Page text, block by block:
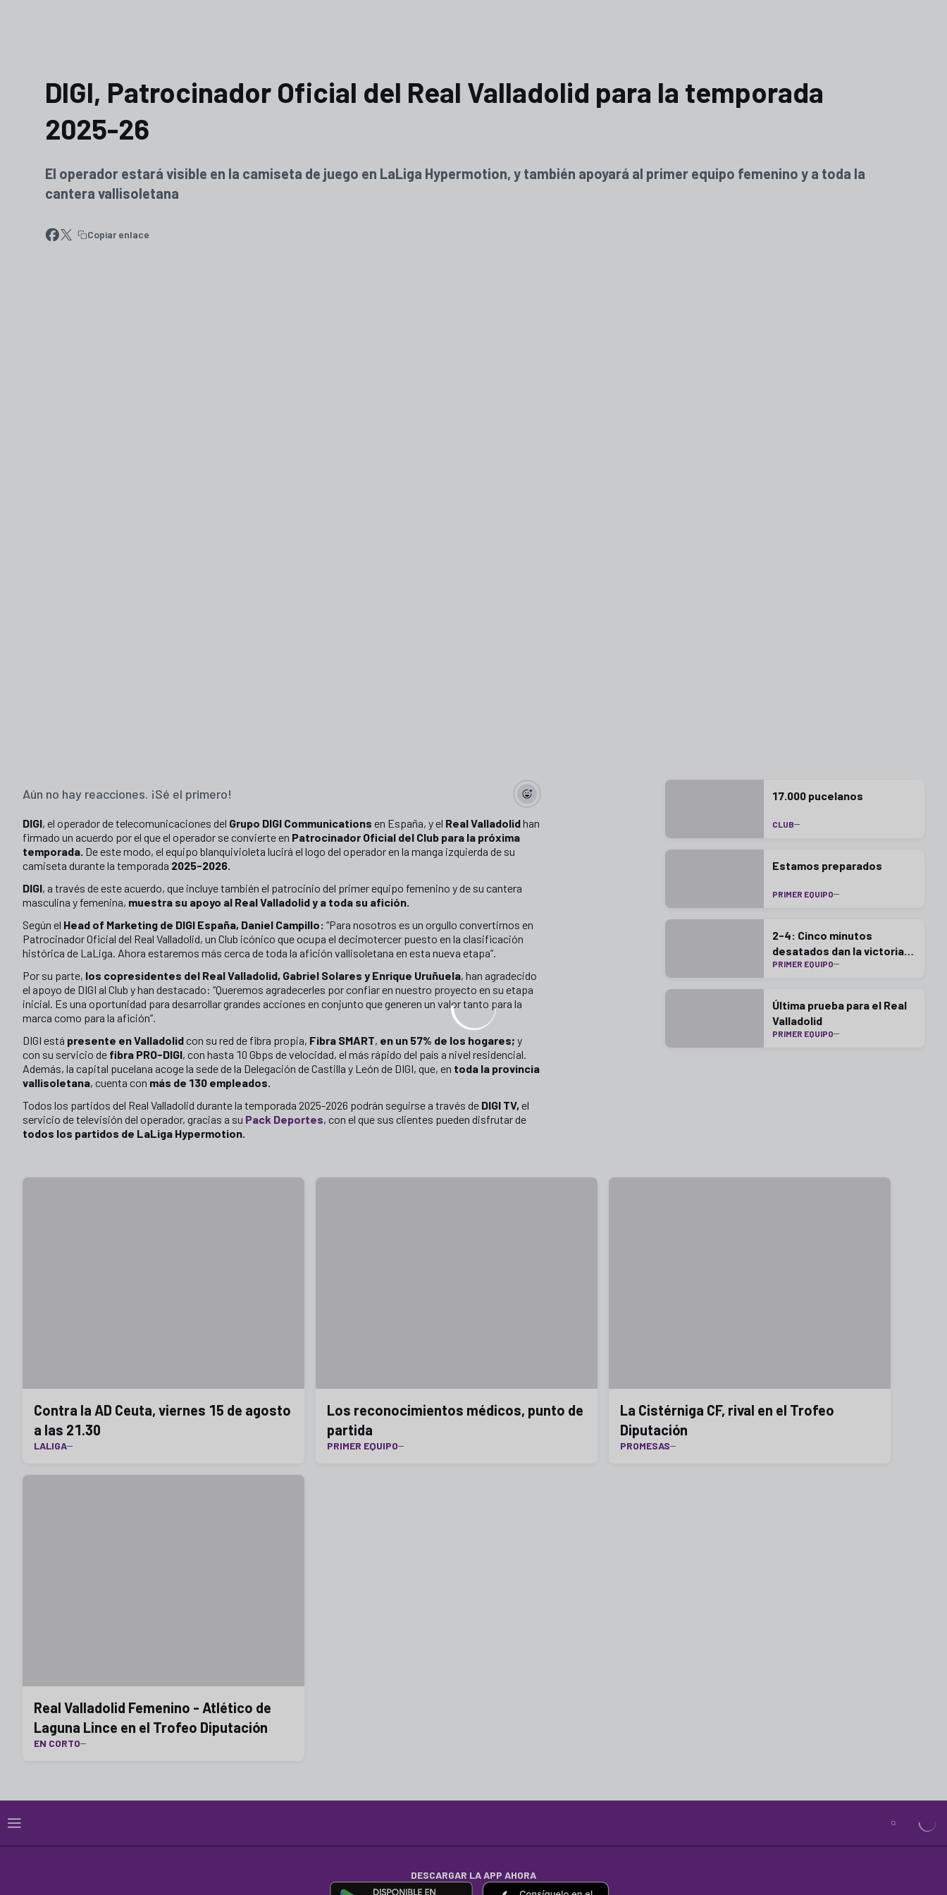
DIGI, Patrocinador Oficial del Real Valladolid para la temporada
2025-26
El operador estará visible en la camiseta de juego en LaLiga Hypermotion, y también apoyará al primer equipo femenino y a toda la
cantera vallisoletana
Copiar enlace
Aún no hay reacciones. ¡Sé el primero!
DIGI, el operador de telecomunicaciones del Grupo DIGI Communications en España, y el Real Valladolidhan
firmado un acuerdo por el que el operador se convierte en Patrocinador Oficial del Club para la próxima
temporada. De este modo, el equipo blanquivioleta lucirá el logo del operador en la manga izquierda de su
camiseta durante la temporada 2025-2026.
DIGI, a través de este acuerdo, que incluye también el patrocinio del primer equipo femenino y de su cantera
masculina y femenina, muestra su apoyo al Real Valladolid y a toda su afición.
Según el Head of Marketing de DIGI España, Daniel Campillo: “Para nosotros es un orgullo convertirnos en
Patrocinador Oficial del Real Valladolid, un Club icónico que ocupa el decimotercer puesto en la clasificación
histórica de LaLiga. Ahora estaremos más cerca de toda la afición vallisoletana en esta nueva etapa”.
Por su parte, los copresidentes del Real Valladolid, Gabriel Solares y Enrique Uruñuela, han agradecido
el apoyo de DIGI al Club y han destacado: “Queremos agradecerles por confiar en nuestro proyecto en su etapa
inicial. Es una oportunidad para desarrollar grandes acciones en conjunto que generen un valor tanto para la
marca como para la afición”.
DIGI está presente en Valladolidcon su red de fibra propia, Fibra SMART, en un 57% de los hogares; y
con su servicio de fibra PRO-DIGI, con hasta 10 Gbps de velocidad, el más rápido del país a nivel residencial.
Además, la capital pucelana acoge la sede de la Delegación de Castilla y León de DIGI, que, en toda la provincia
vallisoletana, cuenta con más de 130 empleados.
Todos los partidos del Real Valladolid durante la temporada 2025-2026 podrán seguirse a través de DIGI TV, el
servicio de televisión del operador, gracias a su Pack Deportes, con el que sus clientes pueden disfrutar de
todos los partidos de LaLiga Hypermotion.
17.000 pucelanos
CLUB
Estamos preparados
PRIMER EQUIPO
2-4: Cinco minutos
desatados dan la victoria
en Gijón
PRIMER EQUIPO
Última prueba para el Real
Valladolid
PRIMER EQUIPO
Contra la AD Ceuta, viernes 15 de agosto
a las 21.30
LALIGA
Los reconocimientos médicos, punto de
partida
PRIMER EQUIPO
La Cistérniga CF, rival en el Trofeo
Diputación
PROMESAS
Real Valladolid Femenino - Atlético de
Laguna Lince en el Trofeo Diputación
EN CORTO
DESCARGAR LA APP AHORA